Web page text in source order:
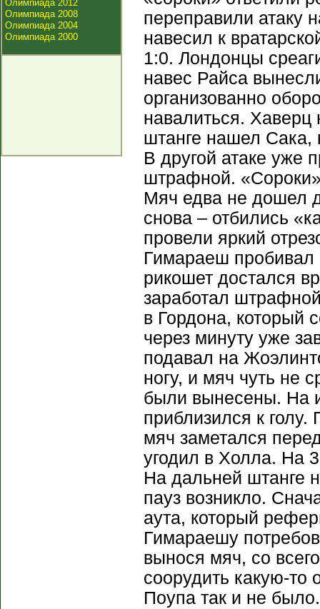
Олимпиада 2012
Олимпиада 2008
Олимпиада 2004
Олимпиада 2000
переправили атаку
навесил к
1:0. Лондонцы
навес Райса
организованно
навалиться.
штанге нашел Сака,
В другой атаке уже
штрафной.
Мяч едва не дошел
снова – отбились
провели яркий
Гимараеш пробивал
рикошет достался
заработал
в Гордона, который
через минуту уже
подавал на
ногу, и мяч чуть не
были вынесены. На
приблизился к
мяч заметался
угодил в Холла. На
На дальней штанге
пауз возникло.
аута, который
Гимараешу
вынося мяч, со
соорудить какую-то
Поупа так и не